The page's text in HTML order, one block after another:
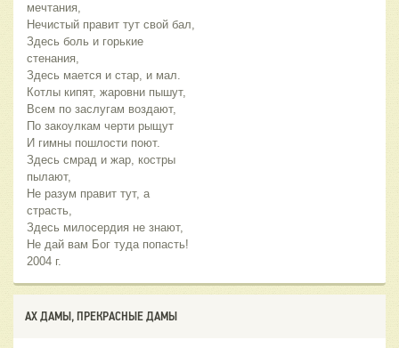
мечтания,
Нечистый правит тут свой бал,
Здесь боль и горькие
стенания,
Здесь мается и стар, и мал.
Котлы кипят, жаровни пышут,
Всем по заслугам воздают,
По закоулкам черти рыщут
И гимны пошлости поют.
Здесь смрад и жар, костры
пылают,
Не разум правит тут, а
страсть,
Здесь милосердия не знают,
Не дай вам Бог туда попасть!
2004 г.
АХ ДАМЫ, ПРЕКРАСНЫЕ ДАМЫ